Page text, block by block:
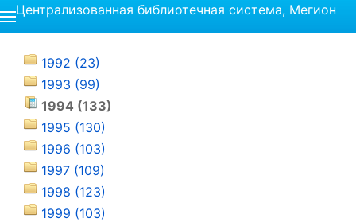
Централизованная библиотечная система, Мегион
1992 (23)
1993 (99)
1994 (133)
1995 (130)
1996 (103)
1997 (109)
1998 (123)
1999 (103)